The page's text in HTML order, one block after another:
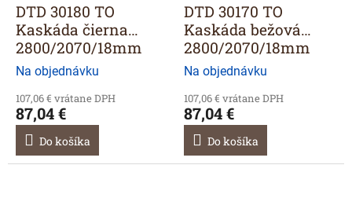
DTD 30180 TO
Kaskáda čierna
2800/2070/18mm
Na objednávku
107,06 € vrátane DPH
87,04 €
Do košíka
DTD 30170 TO
Kaskáda bežová
2800/2070/18mm
Na objednávku
107,06 € vrátane DPH
87,04 €
Do košíka